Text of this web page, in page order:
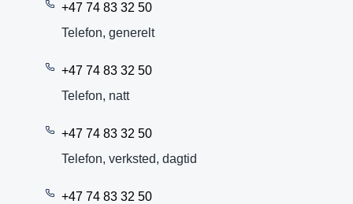
+47 74 83 32 50
Telefon, generelt
+47 74 83 32 50
Telefon, natt
+47 74 83 32 50
Telefon, verksted, dagtid
+47 74 83 32 50